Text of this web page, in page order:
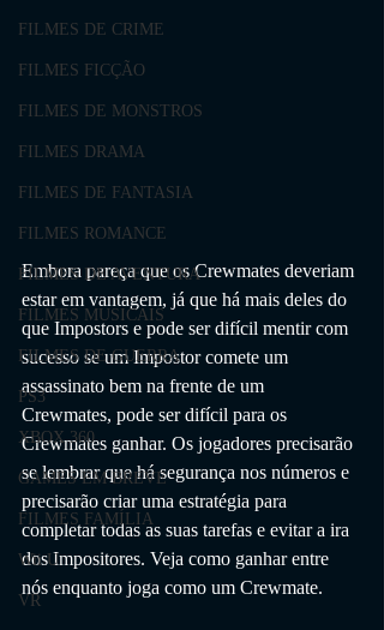
FILMES DE CRIME
FILMES FICÇÃO
FILMES DE MONSTROS
FILMES DRAMA
FILMES DE FANTASIA
FILMES ROMANCE
FILMES DE AVENTURA
FILMES MUSICAIS
FILMES DE GUERRA
PS3
XBOX 360
GAMES EM BREVE
FILMES FAMÍLIA
Wii U
VR
Embora pareça que os Crewmates deveriam
estar em vantagem, já que há mais deles do
que Impostors e pode ser difícil mentir com
sucesso se um Impostor comete um
assassinato bem na frente de um
Crewmates, pode ser difícil para os
Crewmates ganhar. Os jogadores precisarão
se lembrar que há segurança nos números e
precisarão criar uma estratégia para
completar todas as suas tarefas e evitar a ira
dos Impositores. Veja como ganhar entre
nós enquanto joga como um Crewmate.